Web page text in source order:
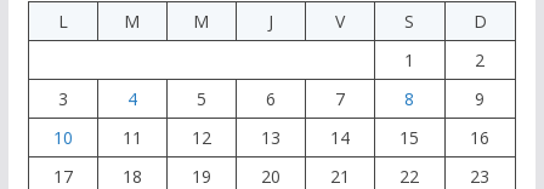
L
M M J V S
D
1
2
3
4 5 6 7 8
9
10
11 12 13 14 15
16
17
18 19 20 21 22
23